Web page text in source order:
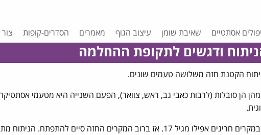
אסתטיים שאיבת שומן עיצוב הגוף מאמרים הסדרים-קופות
ודגשים לתקופת ההחלמה
הקטנת חזה משלושה טעמים שונים.
הן סובלות (לרבות כאבי גב, ראש, צוואר), הפעם השנייה היא מטעמי
, מגיל 18, ובמקרים חריגים אפילו מגיל 17. אז ברוב המקרים החזה סיים להתפתח.